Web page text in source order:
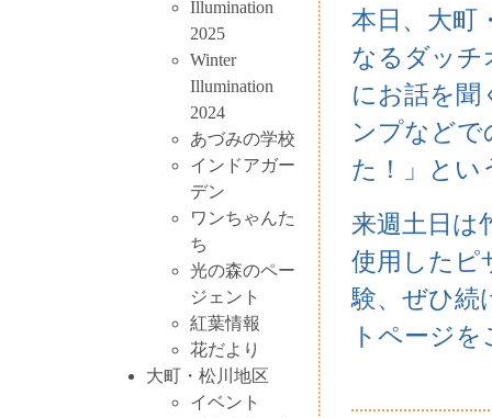
Illumination
2025
Winter
Illumination
2024
あづみの学校
インドアガー
デン
ワンちゃんた
ち
光の森のペー
ジェント
紅葉情報
花だより
大町・松川地区
イベント
本日、大町
なるダッチ
にお話を聞
ンプなど
た！」とい
来週土日は
使用したピ
験、ぜひ続
トページ